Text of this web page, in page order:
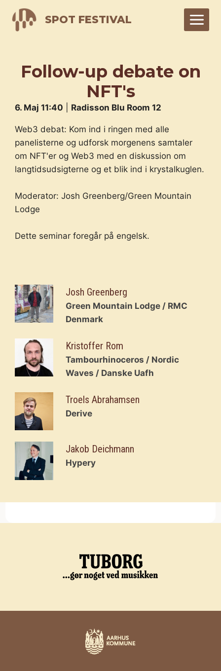
content
SPOT FESTIVAL
Follow-up debate on
NFT's
6. Maj 11:40 Radisson Blu Room 12
Web3 debat: Kom ind i ringen med alle
panelisterne og udforsk morgenens samtaler
om NFT'er og Web3 med en diskussion om
langtidsudsigterne og et blik ind i krystalkuglen.
Moderator: Josh Greenberg/Green Mountain
Lodge
Dette seminar foregår på engelsk.
Josh Greenberg
Green Mountain Lodge / RMC
Denmark
Kristoffer Rom
Tambourhinoceros / Nordic
Waves / Danske Uafh
Troels Abrahamsen
Derive
Jakob Deichmann
Hypery